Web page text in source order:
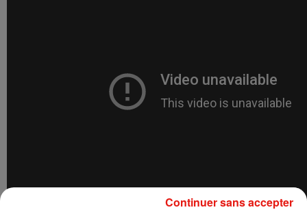
Continuer sans accepter